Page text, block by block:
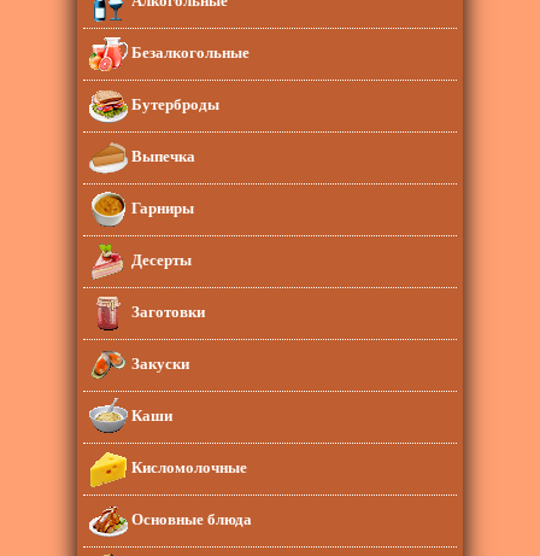
Безалкогольные
Бутерброды
Выпечка
Гарниры
Десерты
Заготовки
Закуски
Каши
Кисломолочные
Основные блюда